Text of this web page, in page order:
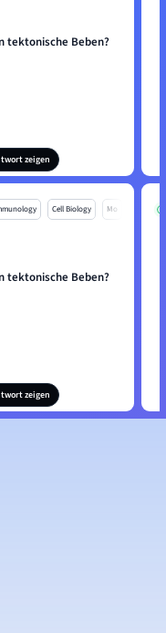
tektonische Beben?
zeigen
Cell Biology Mo
tektonische Beben?
zeigen